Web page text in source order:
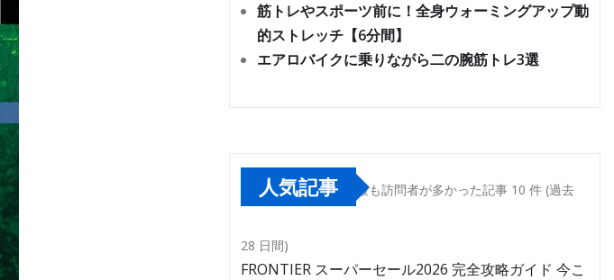
筋トレやスポーツ前に！全身ウォーミングアップ動
的ストレッチ【6分間】
エアロバイクに乗りながら二の腕筋トレ3選
人気記事 最も訪問者が多かった記事 10 件 (過去
28 日間)
FRONTIER スーパーセール2026 完全攻略ガイド 今こ